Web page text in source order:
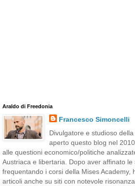
Araldo di Freedonia
Francesco Simoncelli
Divulgatore e studioso
aperto questo blog nel
alle questioni economico/politiche
Austriaca e libertaria. Dopo aver affinato le
frequentando i corsi della Mises Academy,
articoli anche su siti con notevole